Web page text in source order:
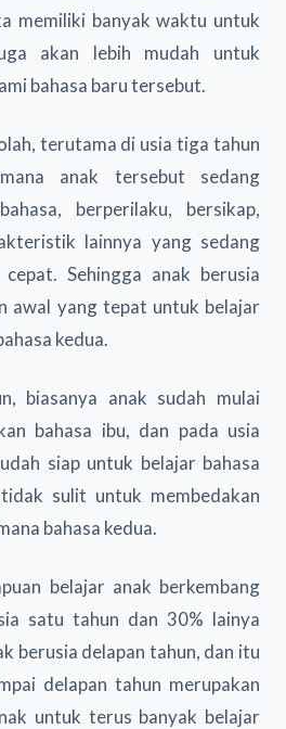
memiliki banyak waktu untuk
akan lebih mudah untuk
bahasa baru tersebut.
terutama di usia tiga tahun
anak tersebut sedang
berperilaku, bersikap,
lainnya yang sedang
Sehingga anak berusia
awal yang tepat untuk belajar
kedua.
biasanya anak sudah mulai
bahasa ibu, dan pada usia
siap untuk belajar bahasa
sulit untuk membedakan
bahasa kedua.
belajar anak berkembang
satu tahun dan 30% lainya
berusia delapan tahun, dan itu
delapan tahun merupakan
untuk terus banyak belajar